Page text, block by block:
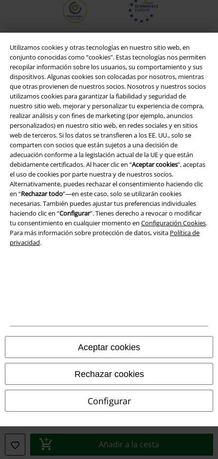
Utilizamos cookies y otras tecnologías en nuestro sitio web, en
conjunto conocidas como “cookies”. Estas tecnologías nos permiten
recopilar información sobre los usuarios, su comportamiento y sus
dispositivos. Algunas cookies son colocadas por nosotros, mientras
que otras provienen de nuestros socios. Nosotros y nuestros socios
utilizamos cookies para garantizar la fiabilidad y seguridad de
nuestro sitio web, mejorar y personalizar tu experiencia de compra,
realizar análisis y con fines de marketing (por ejemplo, anuncios
personalizados) en nuestro sitio web, en redes sociales y en sitios
web de terceros. Si los datos se transfieren a los EE. UU., solo se
comparten con socios que están sujetos a una decisión de
adecuación conforme a la legislación actual de la UE y que están
debidamente certificados. Al hacer clic en “Aceptar cookies”, aceptas
el uso de cookies por parte nuestra y de nuestros socios.
Alternativamente, puedes rechazar el consentimiento haciendo clic
en “Rechazar todo”—en este caso, solo se utilizarán cookies
necesarias. También puedes ajustar tus preferencias individuales
haciendo clic en “Configurar”. Tienes derecho a revocar o modificar
tu consentimiento en cualquier momento en Configuración Cookies.
Para más información sobre protección de datos, visita Política de
privacidad.
Aceptar cookies
Rechazar cookies
Configurar
Añadir a la cesta
Legal
Términos y Condiciones
Aviso Legal
Ley protección de datos
Eliminación de residuos y protección del medioambiente
Declaración de Conformidad
© 1986-2026 E.M.P. Merchandising HGmbH
Tiendas EMP online
EMP France
EMP Deutschland